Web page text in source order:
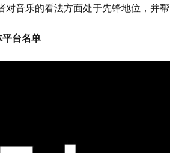
音乐的看法方面处于先锋地位，并帮
台名单